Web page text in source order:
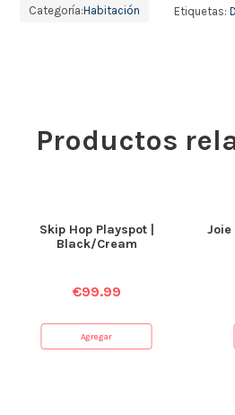
Categoría:Habitación Etiquetas:
Productos
Skip Hop Playspot |
Black/Cream
€99.99
Agregar
Joie